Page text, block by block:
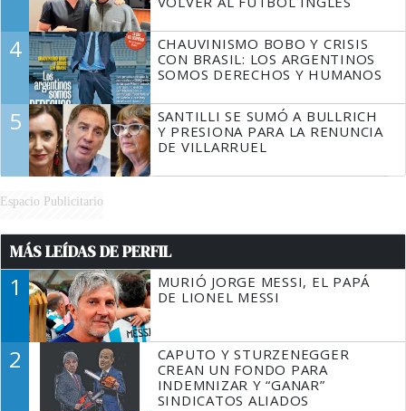
4
CHAUVINISMO BOBO Y CRISIS
CON BRASIL: LOS ARGENTINOS
SOMOS DERECHOS Y HUMANOS
5
SANTILLI SE SUMÓ A BULLRICH
Y PRESIONA PARA LA RENUNCIA
DE VILLARRUEL
Espacio Publicitario
MÁS LEÍDAS DE PERFIL
1
MURIÓ JORGE MESSI, EL PAPÁ
DE LIONEL MESSI
2
CAPUTO Y STURZENEGGER
CREAN UN FONDO PARA
INDEMNIZAR Y “GANAR”
SINDICATOS ALIADOS